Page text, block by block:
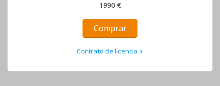
1990 €
Comprar
Contrato de licencia